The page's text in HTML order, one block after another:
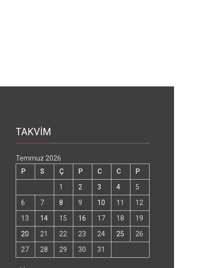
TAKVİM
Temmuz 2026
P
S Ç P C C
P
1
2 3 4
5
6
7 8 9 10 11
12
13
14 15 16 17 18
19
20
21 22 23 24 25
26
27
28 29 30 31